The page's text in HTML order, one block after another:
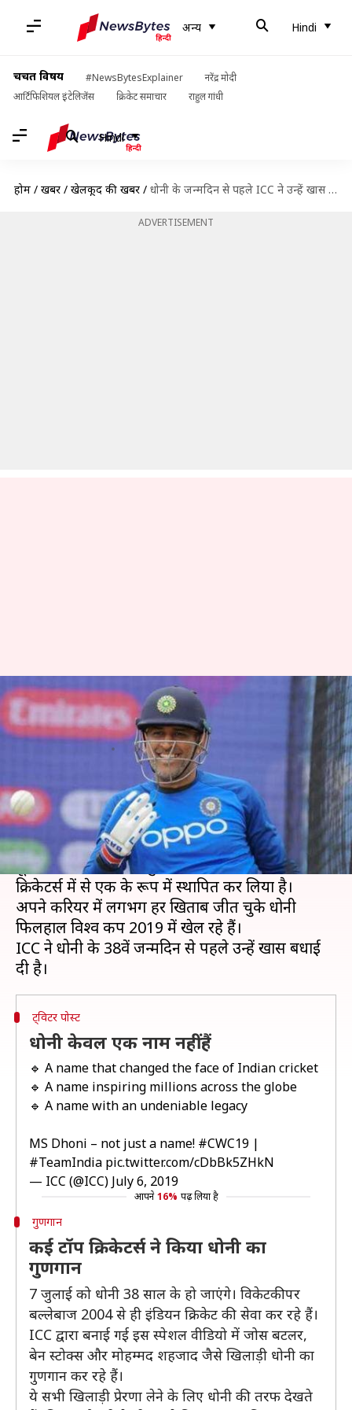
अन्य Hindi
चर्चित विषय #NewsBytesExplainer
नरेंद्र मोदी
आर्टिफिशियल इंटेलिजेंस
क्रिकेट समाचार राहुल गांधी
Hindi
होम / खबरें / खेलकूद की खबरें / धोनी के जन्मदिन से पहले ICC ने उन्हें खास अंदाज में दिया ट्रिब्यूट
ADVERTISEMENT
धोनी के जन्मदिन से पहले ICC ने उन्हें
खास अंदाज में दिया ट्रिब्यूट
Jul 06, 2019 04:42 pm
क्या है खबर?
दुनियाभर के उभरते हुए क्रिकेटर्स के लिए एमएस धोनी
प्रेरणा का स्त्रोत हैं।
पूर्व भारतीय कप्तान ने खुद को सफेद गेंद के महान
क्रिकेटर्स में से एक के रूप में स्थापित कर लिया है।
अपने करियर में लगभग हर खिताब जीत चुके धोनी
फिलहाल विश्व कप 2019 में खेल रहे हैं।
ICC ने धोनी के 38वें जन्मदिन से पहले उन्हें खास बधाई
ट्विटर पोस्ट
धोनी केवल एक नाम नहीं हैं
🔹 A name that changed the face of Indian cricket
🔹 A name inspiring millions across the globe
🔹 A name with an undeniable legacy
MS Dhoni – not just a name! #CWC19 |
#TeamIndia pic.twitter.com/cDbBk5ZHkN
— ICC (@ICC) July 6, 2019
आपने 16% पढ़ लिया है
गुणगान
कई टॉप क्रिकेटर्स ने किया धोनी का
गुणगान
7 जुलाई को धोनी 38 साल के हो जाएंगे। विकेटकीपर
बल्लेबाज 2004 से ही इंडियन क्रिकेट की सेवा कर रहे हैं।
ICC द्वारा बनाई गई इस स्पेशल वीडियो में जोस बटलर,
बेन स्टोक्स और मोहम्मद शहजाद जैसे खिलाड़ी धोनी का
गुणगान कर रहे हैं।
ये सभी खिलाड़ी प्रेरणा लेने के लिए धोनी की तरफ देखते